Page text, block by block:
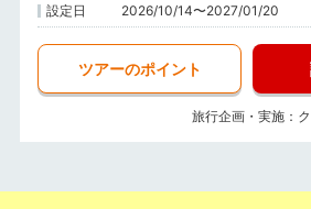
設定日
2026/10/14〜2027/01/20
ツアーのポイント
旅行企画・実施：